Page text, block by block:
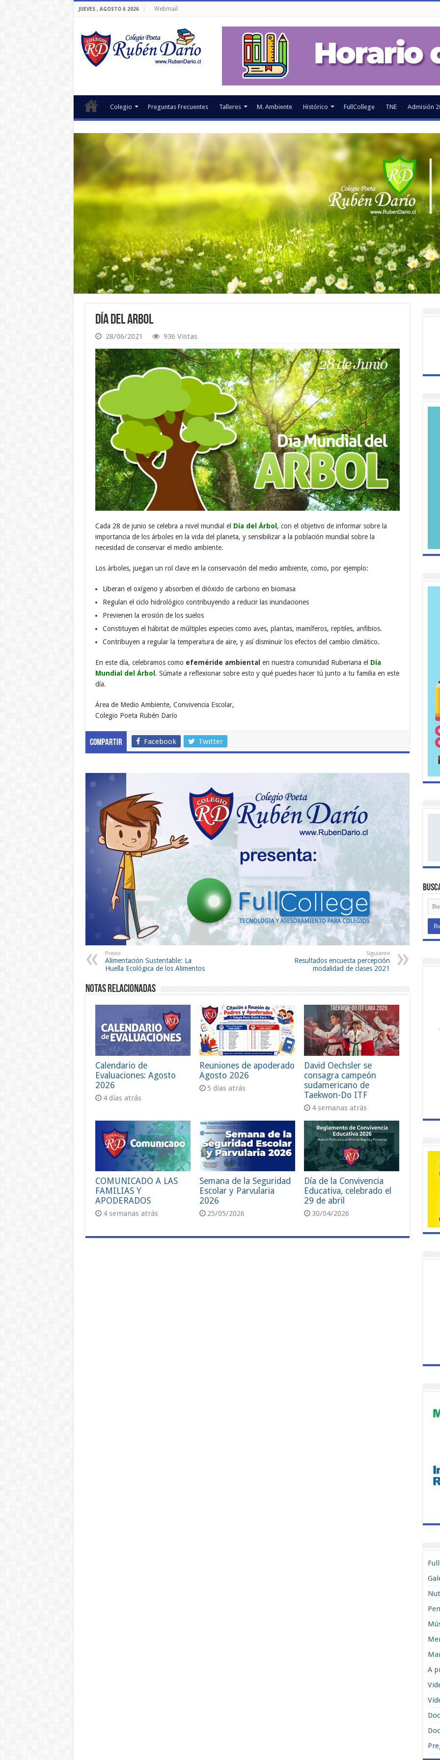
JUEVES , AGOSTO 6 2026 Webmail
Colegio Preguntas Frecuentes Talleres M. Ambiente Histórico FullCollege TNE Admisión
Día del Arbol
28/06/2021 936 Vistas
Cada 28 de junio se celebra a nivel mundial el Día del Árbol , con el objetivo de informar sobre la
importancia de los árboles en la vida del planeta, y sensibilizar a la población mundial sobre la
necesidad de conservar el medio ambiente.
Los árboles, juegan un rol clave en la conservación del medio ambiente, como, por ejemplo:
Liberan el oxígeno y absorben el dióxido de carbono en biomasa
Regulan el ciclo hidrológico contribuyendo a reducir las inundaciones
Previenen la erosión de los suelos
Constituyen el hábitat de múltiples especies como aves, plantas, mamíferos, reptiles, anfibios.
Contribuyen a regular la temperatura de aire, y así disminuir los efectos del cambio climático.
En este día, celebramos como efeméride ambiental en nuestra comunidad Ruberiana el Día
Mundial del Árbol . Súmate a reflexionar sobre esto y qué puedes hacer tú junto a tu familia en este
día.
Área de Medio Ambiente, Convivencia Escolar,
Colegio Poeta Rubén Darío
Compartir Facebook Twitter
Previo
Alimentación Sustentable: La
Huella Ecológica de los Alimentos
Siguiente
Resultados encuesta percepción
modalidad de clases 2021
Notas Relacionadas
Calendario de
Evaluaciones: Agosto
2026
4 días atrás
Reuniones de apoderado
Agosto 2026
5 días atrás
David Oechsler se
consagra campeón
sudamericano de
Taekwon-Do ITF
4 semanas atrás
COMUNICADO A LAS
FAMILIAS Y
APODERADOS
4 semanas atrás
Semana de la Seguridad
Escolar y Parvularia
2026
25/05/2026
Día de la Convivencia
Educativa, celebrado el
29 de abril
30/04/2026
A